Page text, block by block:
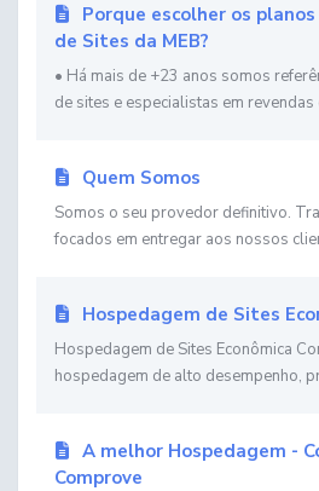
Porque escolher os
de Sites da MEB?
• Há mais de +23 anos somos
de sites e especialistas em revendas
Quem Somos
Somos o seu provedor definitivo.
focados em entregar aos nossos
Hospedagem de Sites
Hospedagem de Sites Econômica
hospedagem de alto desempenho,
A melhor Hospedagem -
Comprove